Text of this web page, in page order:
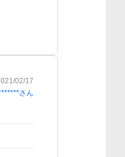
02/17
さん